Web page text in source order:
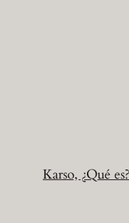
Karso, ¿Qué es?